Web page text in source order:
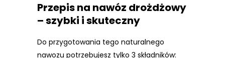
Przepis na nawóz drożdżowy
– szybki i skuteczny
Do przygotowania tego naturalnego
nawozu potrzebujesz tylko 3 składników: